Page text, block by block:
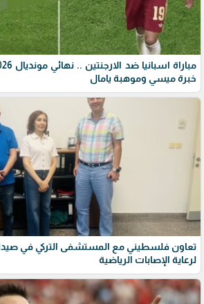
خبرة ميسي وموهبة يامال
تعاون فلسطيني مع المستشفى التركي في
لرعاية الإصابات الرياضية